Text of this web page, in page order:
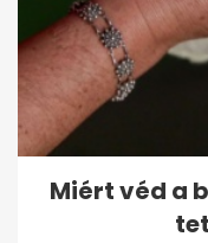
Miért véd a